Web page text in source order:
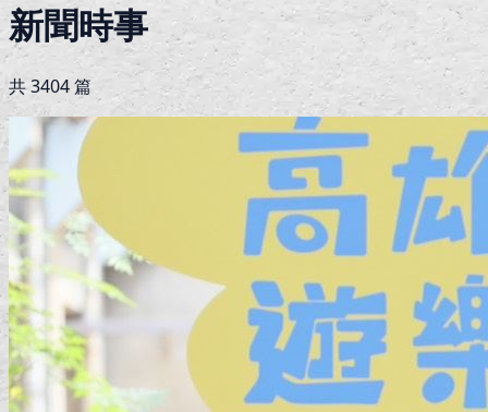
新聞時事
共3404篇